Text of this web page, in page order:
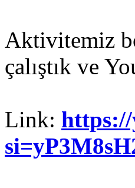
Aktivitemiz
çalıştık ve
Link: